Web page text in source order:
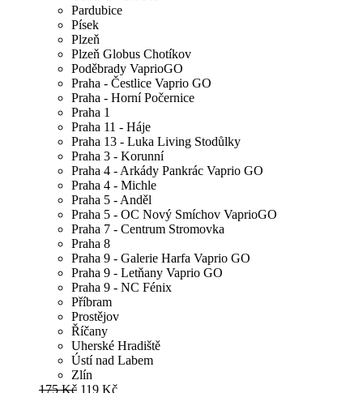
Pardubice
Písek
Plzeň
Plzeň Globus Chotíkov
Poděbrady VaprioGO
Praha - Čestlice Vaprio GO
Praha - Horní Počernice
Praha 1
Praha 11 - Háje
Praha 13 - Luka Living Stodůlky
Praha 3 - Korunní
Praha 4 - Arkády Pankrác Vaprio GO
Praha 4 - Michle
Praha 5 - Anděl
Praha 5 - OC Nový Smíchov VaprioGO
Praha 7 - Centrum Stromovka
Praha 8
Praha 9 - Galerie Harfa Vaprio GO
Praha 9 - Letňany Vaprio GO
Praha 9 - NC Fénix
Příbram
Prostějov
Říčany
Uherské Hradiště
Ústí nad Labem
Zlín
175 Kč 119 Kč